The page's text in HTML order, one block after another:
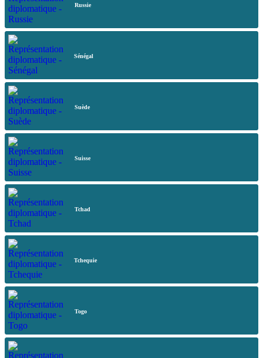
Russie
Sénégal
Suède
Suisse
Tchad
Tchequie
Togo